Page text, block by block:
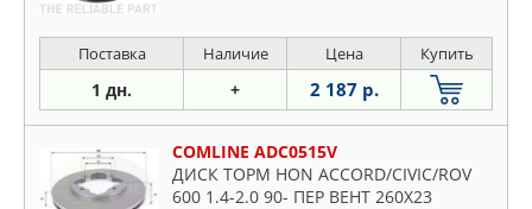
Поставка Наличие Цена Купить
1 дн. + 2 187 р.
COMLINE ADC0515V
ДИСК ТОРМ HON ACCORD/CIVIC/ROV
600 1.4-2.0 90- ПЕР ВЕНТ 260X23